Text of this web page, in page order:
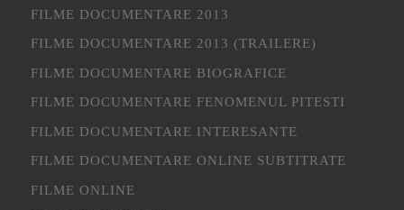
FILME DOCUMENTARE 2013
FILME DOCUMENTARE 2013 (TRAILERE)
FILME DOCUMENTARE BIOGRAFICE
FILME DOCUMENTARE FENOMENUL PITESTI
FILME DOCUMENTARE INTERESANTE
FILME DOCUMENTARE ONLINE SUBTITRATE
FILME ONLINE